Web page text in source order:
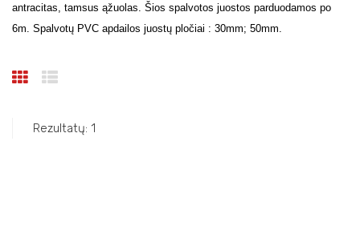
antracitas, tamsus ąžuolas. Šios spalvotos juostos parduodamos po
6m. Spalvotų PVC apdailos juostų pločiai : 30mm; 50mm.
Rezultatų: 1